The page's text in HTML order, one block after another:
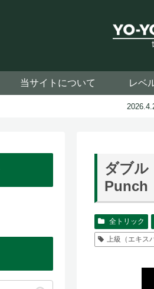
当サイトについて レベ
ダブル
Punch
全トリック
上級（エキス